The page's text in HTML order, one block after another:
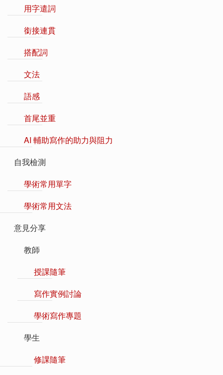
用字遣詞
銜接連貫
搭配詞
文法
語感
首尾並重
AI 輔助寫作的助力與阻力
自我檢測
學術常用單字
學術常用文法
意見分享
教師
授課隨筆
寫作實例討論
學術寫作專題
學生
修課隨筆